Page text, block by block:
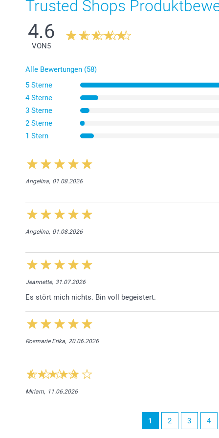
Trusted Shops
4.6
VON5
Alle Bewertungen (58)
5 Sterne
4 Sterne
3 Sterne
2 Sterne
1 Stern
Angelina, 01.08.2026
Angelina, 01.08.2026
Jeannette, 31.07.2026
Es stört mich nichts. Bin voll begeistert.
Rosmarie Erika, 20.06.2026
Miriam, 11.06.2026
1 2 3 4